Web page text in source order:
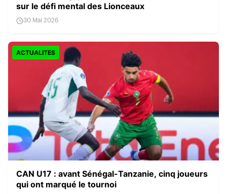
sur le défi mental des Lionceaux
30 Mai 2026
ACTUALITES
CAN U17 : avant Sénégal-Tanzanie, cinq joueurs
qui ont marqué le tournoi